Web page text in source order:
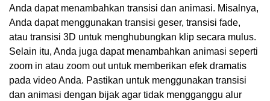
Anda dapat menambahkan transisi dan animasi. Misalnya,
Anda dapat menggunakan transisi geser, transisi fade,
atau transisi 3D untuk menghubungkan klip secara mulus.
Selain itu, Anda juga dapat menambahkan animasi seperti
zoom in atau zoom out untuk memberikan efek dramatis
pada video Anda. Pastikan untuk menggunakan transisi
dan animasi dengan bijak agar tidak mengganggu alur